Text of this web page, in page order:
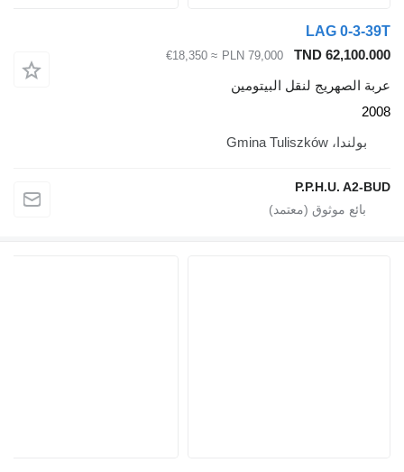
LAG 0-3-39T
TND 62,100.000
PLN 79,000
≈ €18,350
عربة الصهريج لنقل البيتومين
2008
بولندا، Gmina Tuliszków
P.P.H.U. A2-BUD